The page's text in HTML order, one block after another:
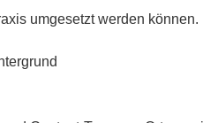
umgesetzt werden können.